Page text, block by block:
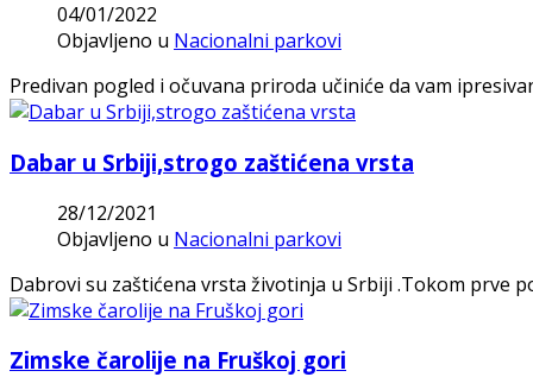
04/01/2022
Objavljeno u Nacionalni parkovi
Predivan pogled i očuvana priroda učiniće da vam
Dabar u Srbiji,strogo zaštićena vrsta
28/12/2021
Objavljeno u Nacionalni parkovi
Dabrovi su zaštićena vrsta životinja u Srbiji .Tokom prve
Zimske čarolije na Fruškoj gori